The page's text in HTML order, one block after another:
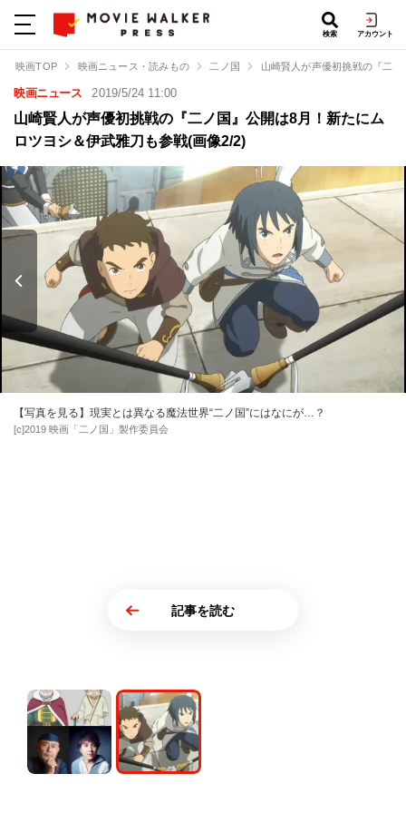
検索 アカウント
映画TOP 映画ニュース・読みもの 二ノ国 山崎賢人が声優初挑戦の『二
映画ニュース 2019/5/24 11:00
山崎賢人が声優初挑戦の『二ノ国』公開は8月！新たにム
ロツヨシ＆伊武雅刀も参戦(画像2/2)
【写真を見る】現実とは異なる魔法世界“二ノ国”にはなにが…？
[c]2019 映画「二ノ国」製作委員会
記事を読む